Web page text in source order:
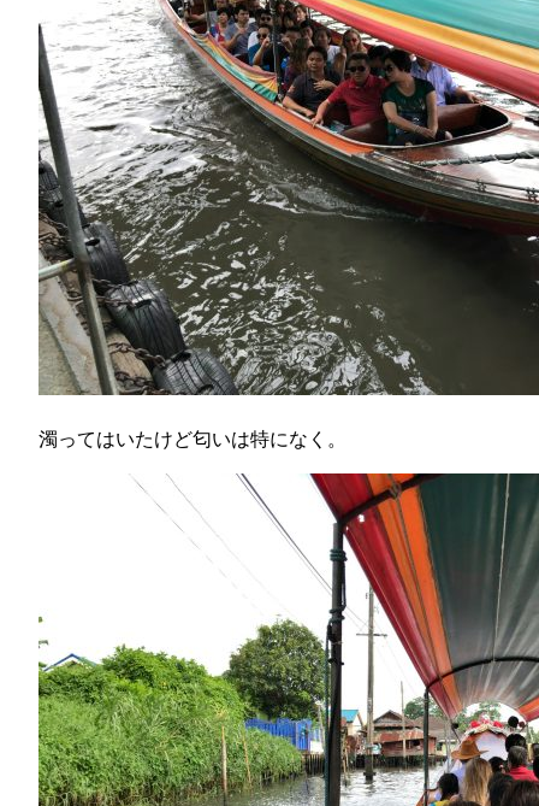
濁ってはいたけど匂いは特になく。